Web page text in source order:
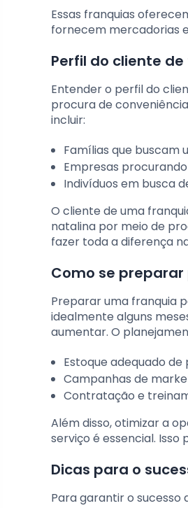
Essas franquias
fornecem mercadorias
Perfil do cliente
Entender o perfil do
procura de
incluir:
Famílias que buscam
Empresas
Indivíduos em busca
O cliente de uma
natalina por meio de
fazer toda a diferença
Como se
Preparar uma franquia
idealmente alguns
aumentar. O
Estoque adequado
Campanhas de
Contratação e
Além disso, otimizar a
serviço é essencial.
Dicas para o
Para garantir o sucesso